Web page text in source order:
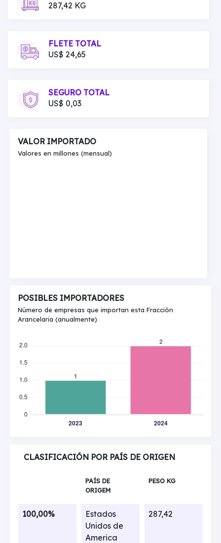
287,42 KG
FLETE TOTAL
US$ 24,65
SEGURO TOTAL
US$ 0,03
VALOR IMPORTADO
Valores en millones (mensual)
POSIBLES IMPORTADORES
Número de empresas que importan esta Fracción
Arancelaria (anualmente)
CLASIFICACIÓN POR PAÍS DE ORIGEN
PAÍS DE
ORIGEM
PESO KG
100,00%
Estados
Unidos de
America
287,42